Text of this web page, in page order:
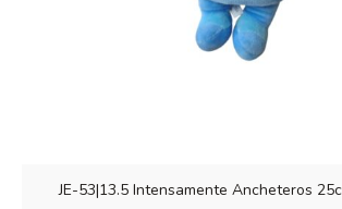
JE-53|13.5 Intensamente Ancheteros